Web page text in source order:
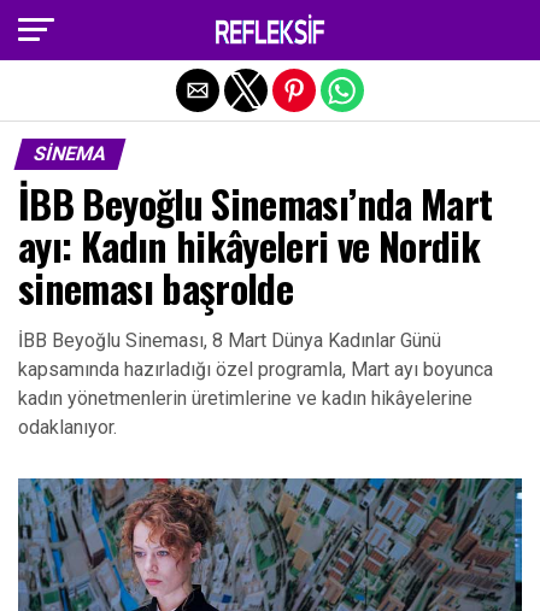
SINEMA
İBB Beyoğlu Sineması’nda Mart
ayı: Kadın hikâyeleri ve Nordik
sineması başrolde
İBB Beyoğlu Sineması, 8 Mart Dünya Kadınlar Günü
kapsamında hazırladığı özel programla, Mart ayı boyunca
kadın yönetmenlerin üretimlerine ve kadın hikâyelerine
odaklanıyor.
Exit mobile version